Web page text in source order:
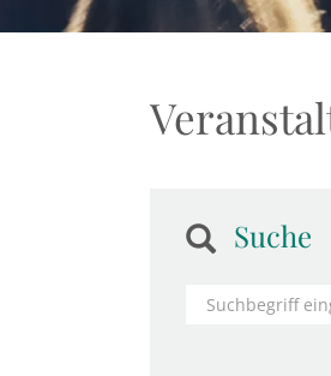
Suche